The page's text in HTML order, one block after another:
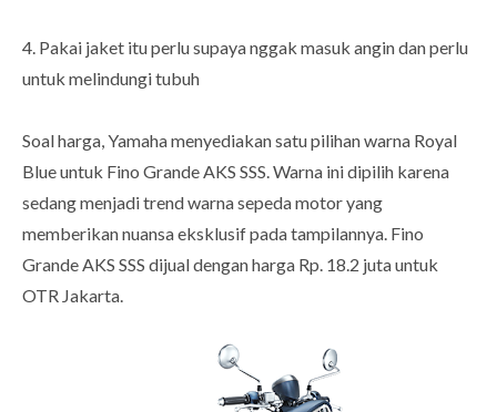
4. Pakai jaket itu perlu supaya nggak masuk angin dan perlu
untuk melindungi tubuh
Soal harga, Yamaha menyediakan satu pilihan warna Royal
Blue untuk Fino Grande AKS SSS. Warna ini dipilih karena
sedang menjadi trend warna sepeda motor yang
memberikan nuansa eksklusif pada tampilannya. Fino
Grande AKS SSS dijual dengan harga Rp. 18.2 juta untuk
OTR Jakarta.